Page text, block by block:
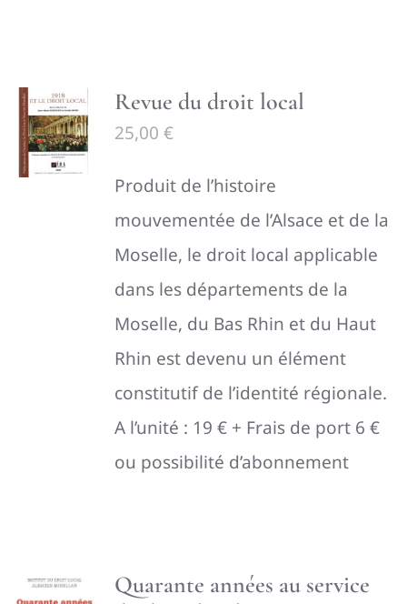
Revue du droit local
25,00 €
Produit de l’histoire
mouvementée de l’Alsace et de la
Moselle, le droit local applicable
dans les départements de la
Moselle, du Bas Rhin et du Haut
Rhin est devenu un élément
constitutif de l’identité régionale.
A l’unité : 19 € + Frais de port 6 €
ou possibilité d’abonnement
Quarante années au service